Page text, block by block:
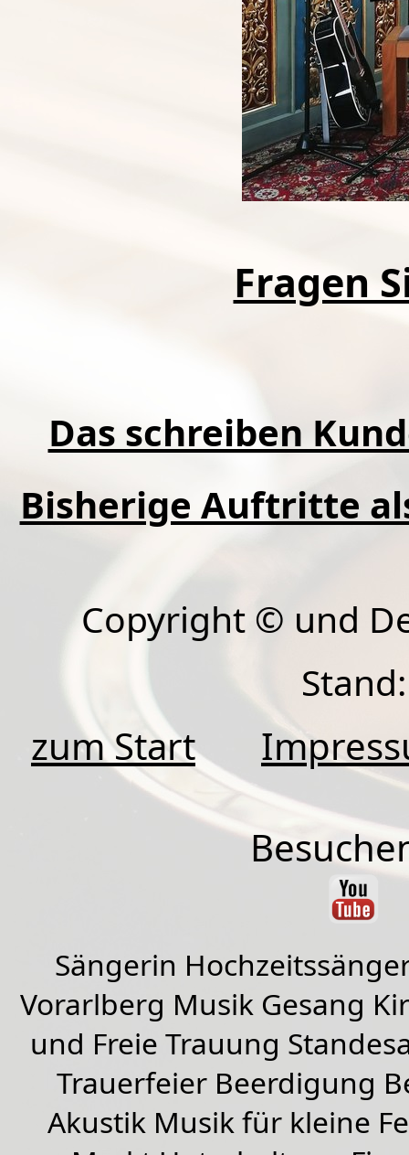
Fragen
Das schreiben
Bisherige Auftritte
Copyright © und
zum Start
Sängerin
Vorarlberg Musik Gesang
und Freie Trauung
Trauerfeier Beerdigung
Akustik Musik für kleine